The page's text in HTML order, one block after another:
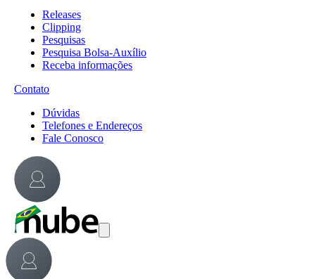
Releases
Clipping
Pesquisas
Pesquisa Bolsa-Auxílio
Receba informações
Contato
Dúvidas
Telefones e Endereços
Fale Conosco